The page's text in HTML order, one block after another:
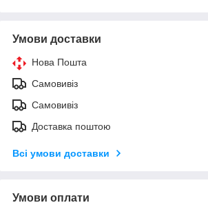
Умови доставки
Нова Пошта
Самовивіз
Самовивіз
Доставка поштою
Всі умови доставки
Умови оплати